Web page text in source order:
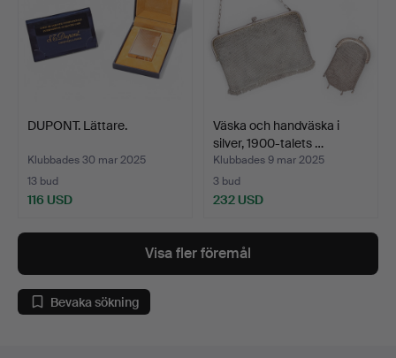
DUPONT. Lättare.
Klubbades 30 mar 2025
13 bud
116 USD
Väska och handväska i
silver, 1900-talets …
Klubbades 9 mar 2025
3 bud
232 USD
Visa fler föremål
Bevaka sökning